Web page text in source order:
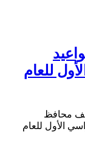
للعام
محافظ
الأول للعام